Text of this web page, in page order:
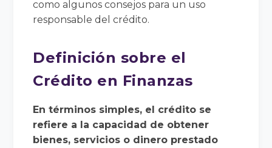
como algunos consejos para un uso
responsable del crédito.
Definición sobre el
Crédito en Finanzas
En términos simples, el crédito se
refiere a la capacidad de obtener
bienes, servicios o dinero prestado